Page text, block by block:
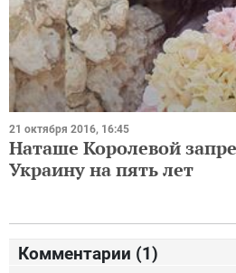
21 октября 2016, 16:45
Наташе Королевой
Украину на пять лет
Комментарии (1)